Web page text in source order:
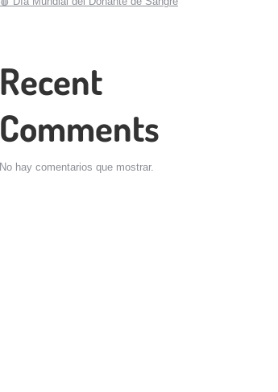
Recent
Comments
No hay comentarios que mostrar.